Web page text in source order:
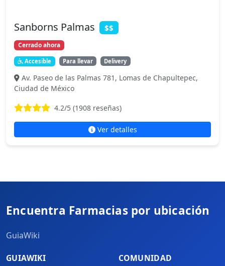
Sanborns Palmas $$
Cerrado ahora
Accesible Para llevar Delivery
Av. Paseo de las Palmas 781, Lomas de Chapultepec,
Ciudad de México
4.2/5 (1908 reseñas)
Ver detalles
Encuentra Farmacias por ubicación
GuiaWiki
GUIAWIKI COMUNIDAD